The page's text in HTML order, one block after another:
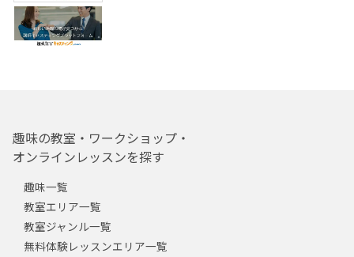
趣味の教室・ワークショップ・
オンラインレッスンを探す
趣味一覧
教室エリア一覧
教室ジャンル一覧
無料体験レッスンエリア一覧